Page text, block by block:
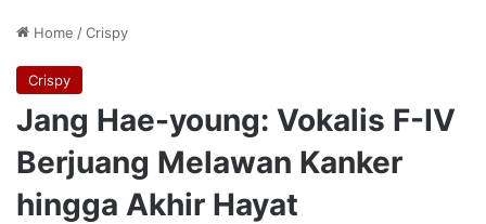
Home /Crispy
Crispy
Jang Hae-young: Vokalis F-IV
Berjuang Melawan Kanker
hingga Akhir Hayat